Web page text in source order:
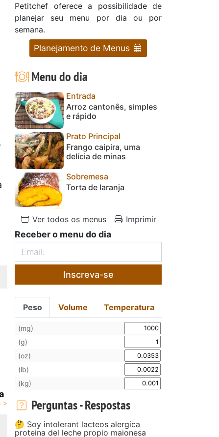
Petitchef oferece a possibilidade de
planejar seu menu por dia ou por
semana.
Planejamento de Menus
Menu do dia
Entrada
Arroz cantonês, simples
e rápido
Prato Principal
Frango caipira, uma
delícia de minas
Sobremesa
Torta de laranja
Ver todos os menus Imprimir
Receber o menu do dia
Inscreva-se
Peso Volume Temperatura
(mg)
(g)
(oz)
(lb)
(kg)
Perguntas - Respostas
🤔 Soy intolerant lacteos alergica
proteina del leche propio maionesa